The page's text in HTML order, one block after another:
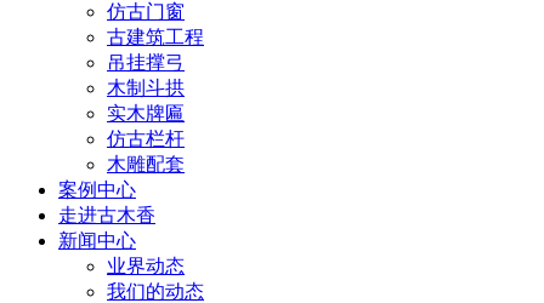
仿古门窗
古建筑工程
吊挂撑弓
木制斗拱
实木牌匾
仿古栏杆
木雕配套
案例中心
走进古木香
新闻中心
业界动态
我们的动态